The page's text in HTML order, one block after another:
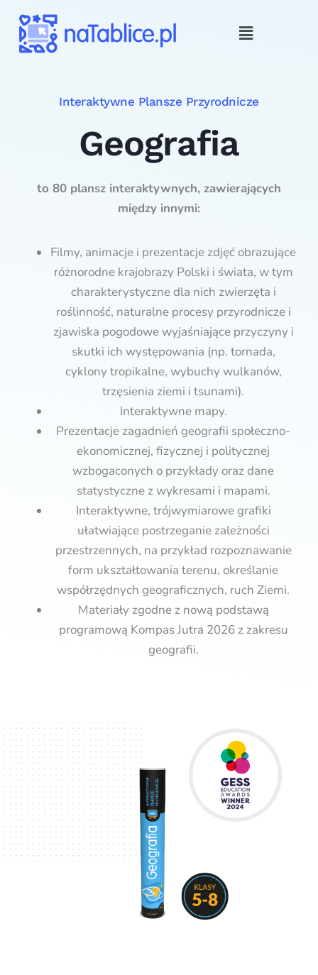
Interaktywne Plansze Przyrodnicze
Geografia
to 80 plansz interaktywnych, zawierających
między innymi:
Filmy, animacje i prezentacje zdjęć obrazujące
różnorodne krajobrazy Polski i świata, w tym
charakterystyczne dla nich zwierzęta i
roślinność, naturalne procesy przyrodnicze i
zjawiska pogodowe wyjaśniające przyczyny i
skutki ich występowania (np. tornada,
cyklony tropikalne, wybuchy wulkanów,
trzęsienia ziemi i tsunami).
Interaktywne mapy.
Prezentacje zagadnień geografii społeczno-
ekonomicznej, fizycznej i politycznej
wzbogaconych o przykłady oraz dane
statystyczne z wykresami i mapami.
Interaktywne, trójwymiarowe grafiki
ułatwiające postrzeganie zależności
przestrzennych, na przykład rozpoznawanie
form ukształtowania terenu, określanie
współrzędnych geograficznych, ruch Ziemi.
Materiały zgodne z nową podstawą
programową Kompas Jutra 2026 z zakresu
geografii.